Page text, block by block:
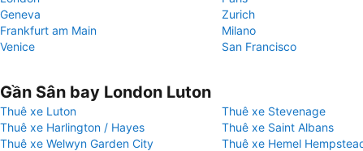
Geneva
Zurich
Frankfurt am Main
Milano
Venice
San Francisco
Gần Sân bay London Luton
Thuê xe Luton
Thuê xe Stevenage
Thuê xe Harlington / Hayes
Thuê xe Saint Albans
Thuê xe Welwyn Garden City
Thuê xe Hemel